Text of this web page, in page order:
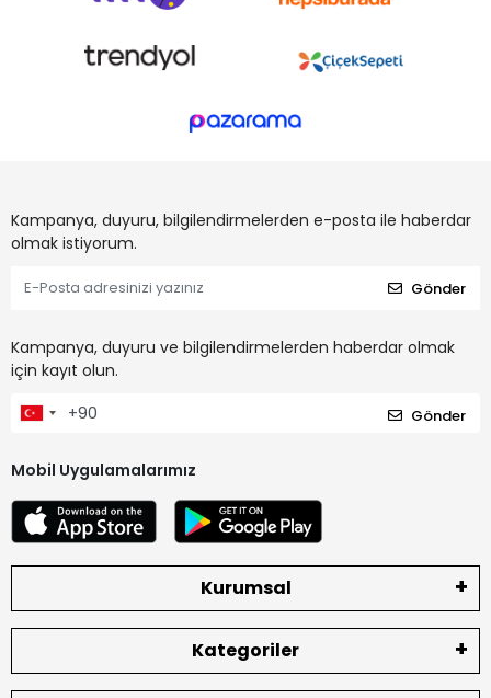
Kampanya, duyuru, bilgilendirmelerden e-posta ile haberdar
olmak istiyorum.
Gönder
Kampanya, duyuru ve bilgilendirmelerden haberdar olmak
için kayıt olun.
Gönder
Mobil Uygulamalarımız
Kurumsal
Kategoriler